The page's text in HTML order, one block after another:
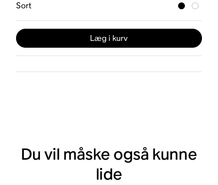
Sort
Læg i kurv
Du vil måske også kunne
lide